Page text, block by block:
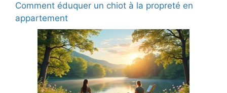
Comment éduquer un chiot à la propreté en
appartement